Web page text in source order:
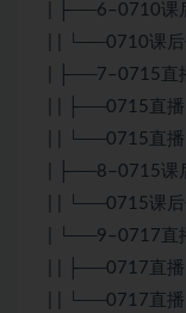
| ├──6–0710课
| | └──0710课
| ├──7–0715直
| | ├──0715直
| | └──0715直
| ├──8–0715课
| | └──0715课
| └──9–0717直
| | ├──0717直
| | └──0717直